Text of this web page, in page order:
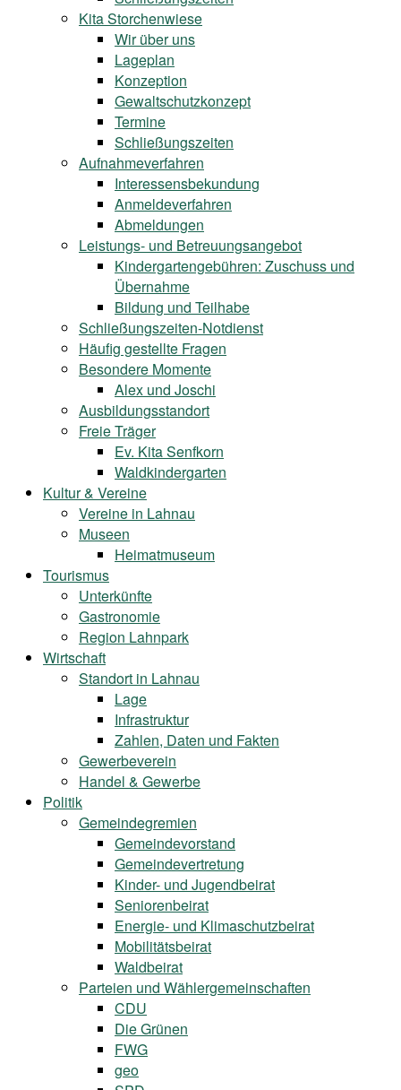
Kita Storchenwiese
Wir über uns
Lageplan
Konzeption
Gewaltschutzkonzept
Termine
Schließungszeiten
Aufnahmeverfahren
Interessensbekundung
Anmeldeverfahren
Abmeldungen
Leistungs- und Betreuungsangebot
Kindergartengebühren: Zuschuss und
Übernahme
Bildung und Teilhabe
Schließungszeiten-Notdienst
Häufig gestellte Fragen
Besondere Momente
Alex und Joschi
Ausbildungsstandort
Freie Träger
Ev. Kita Senfkorn
Waldkindergarten
Kultur & Vereine
Vereine in Lahnau
Museen
Heimatmuseum
Tourismus
Unterkünfte
Gastronomie
Region Lahnpark
Wirtschaft
Standort in Lahnau
Lage
Infrastruktur
Zahlen, Daten und Fakten
Gewerbeverein
Handel & Gewerbe
Politik
Gemeindegremien
Gemeindevorstand
Gemeindevertretung
Kinder- und Jugendbeirat
Seniorenbeirat
Energie- und Klimaschutzbeirat
Mobilitätsbeirat
Waldbeirat
Parteien und Wählergemeinschaften
CDU
Die Grünen
FWG
geo